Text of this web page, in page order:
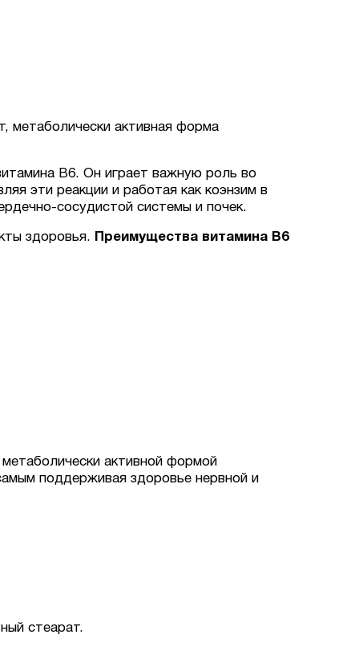
метаболически активная форма
B6. Он играет важную роль во
эти реакции и работая как коэнзим в
сосудистой системы и почек.
здоровья. Преимущества витамина B6
активной формой
поддерживая здоровье нервной и
стеарат.